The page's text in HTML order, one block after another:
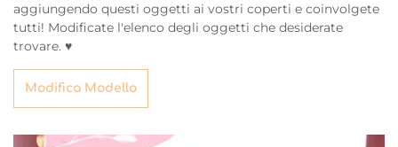
aggiungendo questi oggetti ai vostri coperti e coinvolgete
tutti! Modificate l'elenco degli oggetti che desiderate
trovare. ♥
Modifica Modello